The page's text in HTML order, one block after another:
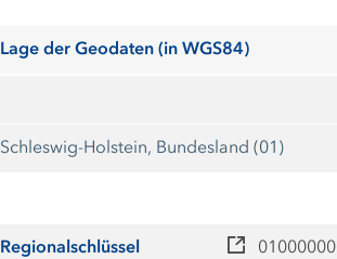
Lage der Geodaten (in WGS84)
Schleswig-Holstein, Bundesland (01)
Regionalschlüssel